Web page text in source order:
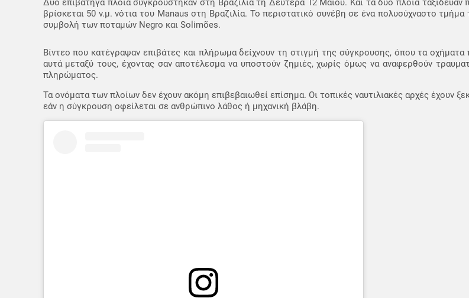
βρίσκεται 50 ν.μ. νότια του Manaus στη Βραζιλία. Το περιστατικό συνέβη σε ένα πολυσύχναστο
συμβολή των ποταμών Negro και Solimões.
Βίντεο που κατέγραψαν επιβάτες και πλήρωμα δείχνουν τη στιγμή της σύγκρουσης, όπου τα
αυτά μεταξύ τους, έχοντας σαν αποτέλεσμα να υποστούν ζημιές, χωρίς όμως να αναφερθούν
πληρώματος.
Τα ονόματα των πλοίων δεν έχουν ακόμη επιβεβαιωθεί επίσημα. Οι τοπικές ναυτιλιακές αρχές έχουν
εάν η σύγκρουση οφείλεται σε ανθρώπινο λάθος ή μηχανική βλάβη.